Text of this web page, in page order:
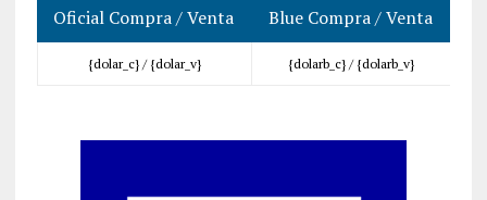
Oficial Compra / Venta
Blue Compra / Venta
{dolar_c} / {dolar_v} {dolarb_c} / {dolarb_v}